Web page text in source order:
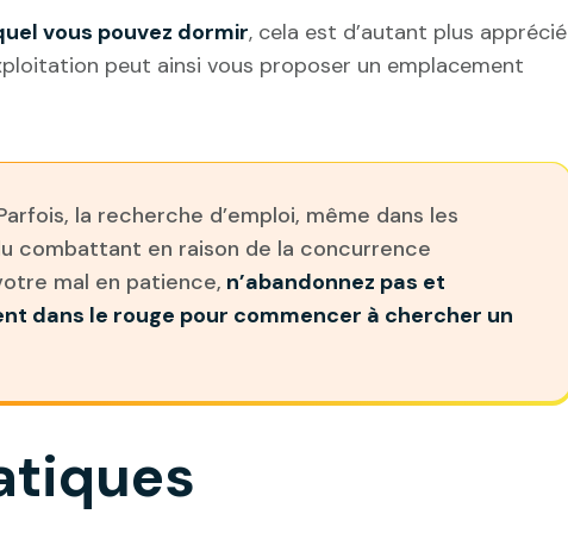
vous pouvez dormir, cela est d’autant plus apprécié
peut ainsi vous proposer un emplacement
la recherche d’emploi, même dans les
combattant en raison de la concurrence
mal en patience, n’abandonnez pas et
dans le rouge pour commencer à chercher un